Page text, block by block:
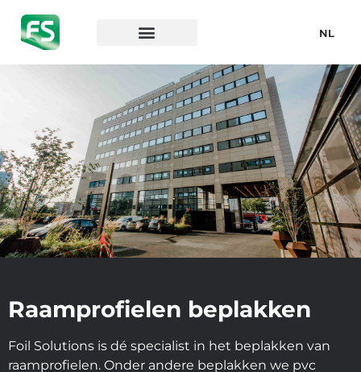
NL
Raamprofielen beplakken
Foil Solutions is dé specialist in het beplakken van
raamprofielen. Onder andere beplakken we pvc